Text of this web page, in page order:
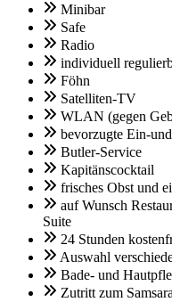
Minibar
Safe
Radio
individuell
Föhn
Satelliten-TV
WLAN (gegen
bevorzugte Ein-
Butler-Service
Kapitänscocktail
frisches Obst und
auf Wunsch
Suite
24 Stunden
Auswahl
Bade- und
Zutritt zum